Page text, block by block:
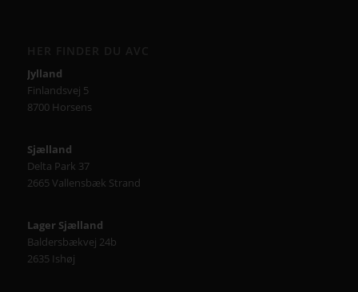
Jylland
Finlandsvej 5
8700 Horsens
Sjælland
Delta Park 37
2665 Vallensbæk Strand
Lager Sjælland
Baldersbækvej 24b
2635 Ishøj